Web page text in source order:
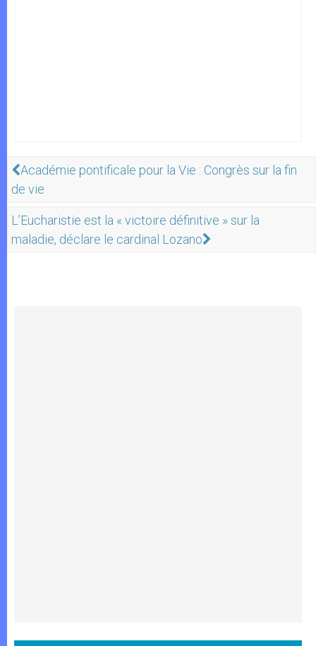
Académie pontificale pour la Vie : Congrès sur la fin
de vie
L’Eucharistie est la « victoire définitive » sur la
maladie, déclare le cardinal Lozano